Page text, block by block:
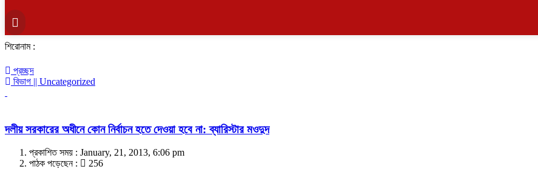
শিরোনাম :
প্রচ্ছদ
বিভাগ || Uncategorized
দলীয় সরকারের অধীনে কোন নির্বাচন হতে দেওয়া হবে না: ব্যারিস্টার মওদুদ
প্রকাশিত সময় : January, 21, 2013, 6:06 pm
পাঠক পড়েছেন :
256